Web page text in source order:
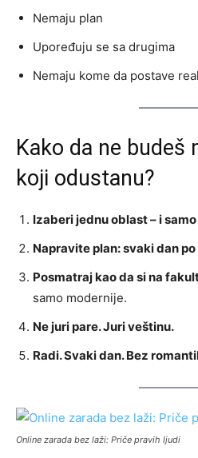
Nemaju plan
Upoređuju se sa drugima
Nemaju kome da postave
Kako da ne budeš
koji odustanu?
Izaberi jednu oblast – i
Napravite plan: svaki dan
Posmatraj kao da si na
samo modernije.
Ne juri pare. Juri veštinu.
Radi. Svaki dan. Bez
Online zarada bez laži: Priče pravih ljudi